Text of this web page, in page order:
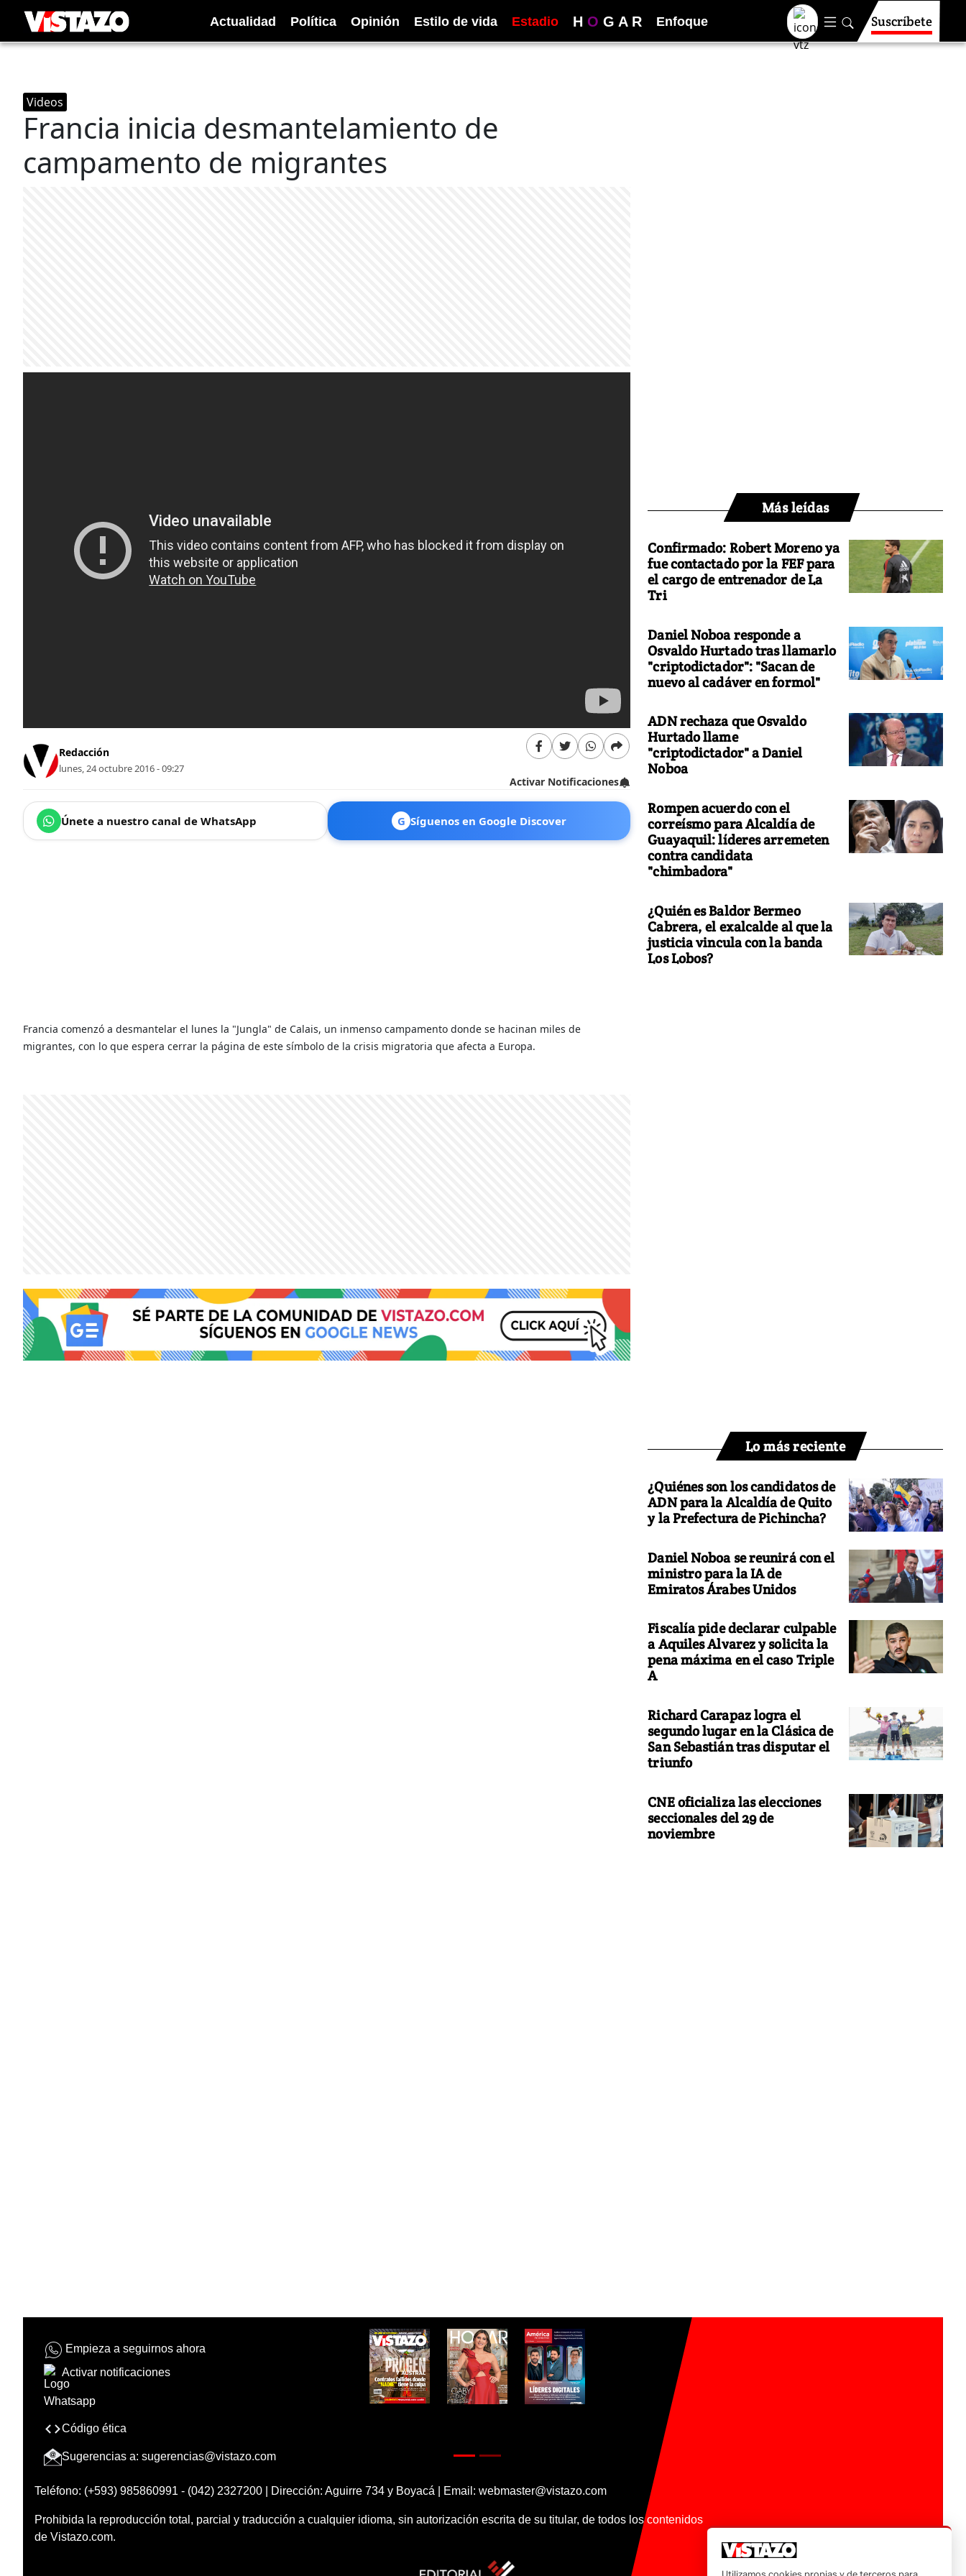
Actualidad Política Opinión Estilo de vida Estadio H O G A R Enfoque Suscríbete
Videos
Francia inicia desmantelamiento de
campamento de migrantes
Redacción
lunes, 24 octubre 2016 - 09:27
Activar Notificaciones
Únete a nuestro canal de WhatsApp G Síguenos en Google Discover
Francia comenzó a desmantelar el lunes la "Jungla" de Calais, un inmenso campamento donde se hacinan miles de
migrantes, con lo que espera cerrar la página de este símbolo de la crisis migratoria que afecta a Europa.
Más leídas
Confirmado: Robert Moreno ya
fue contactado por la FEF para
el cargo de entrenador de La
Tri
Daniel Noboa responde a
Osvaldo Hurtado tras llamarlo
"criptodictador": "Sacan de
nuevo al cadáver en formol"
ADN rechaza que Osvaldo
Hurtado llame
"criptodictador" a Daniel
Noboa
Rompen acuerdo con el
correísmo para Alcaldía de
Guayaquil: líderes arremeten
contra candidata
"chimbadora"
¿Quién es Baldor Bermeo
Cabrera, el exalcalde al que la
justicia vincula con la banda
Los Lobos?
Lo más reciente
¿Quiénes son los candidatos de
ADN para la Alcaldía de Quito
y la Prefectura de Pichincha?
Daniel Noboa se reunirá con el
ministro para la IA de
Emiratos Árabes Unidos
Fiscalía pide declarar culpable
a Aquiles Alvarez y solicita la
pena máxima en el caso Triple
A
Richard Carapaz logra el
segundo lugar en la Clásica de
San Sebastián tras disputar el
triunfo
CNE oficializa las elecciones
seccionales del 29 de
noviembre
Empieza a seguirnos ahora
Activar notificaciones
Código ética
Sugerencias a: sugerencias@vistazo.com
Teléfono: (+593) 985860991 - (042) 2327200 | Dirección: Aguirre 734 y Boyacá | Email: webmaster@vistazo.com
Prohibida la reproducción total, parcial y traducción a cualquier idioma, sin autorización escrita de su titular, de todos los contenidos
de Vistazo.com.